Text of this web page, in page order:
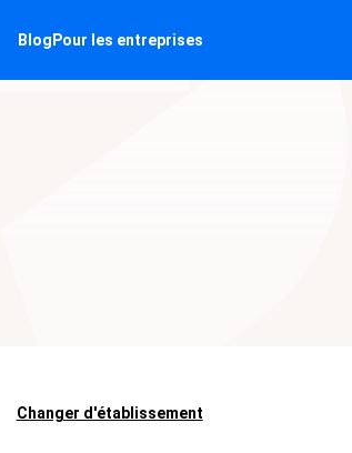
Blog Pour les entreprises
Changer d'établissement